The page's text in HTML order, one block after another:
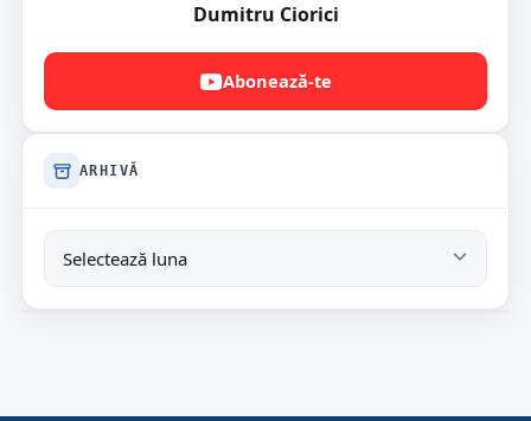
Dumitru Ciorici
Abonează-te
ARHIVĂ